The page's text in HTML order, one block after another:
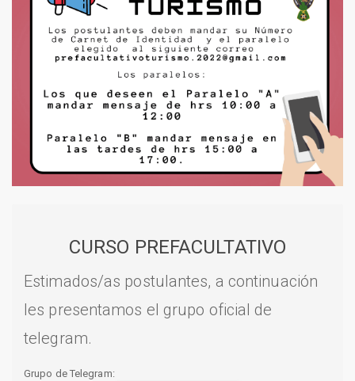
CURSO PREFACULTATIVO
Estimados/as postulantes, a continuación
les presentamos el grupo oficial de
telegram.
Grupo de Telegram: